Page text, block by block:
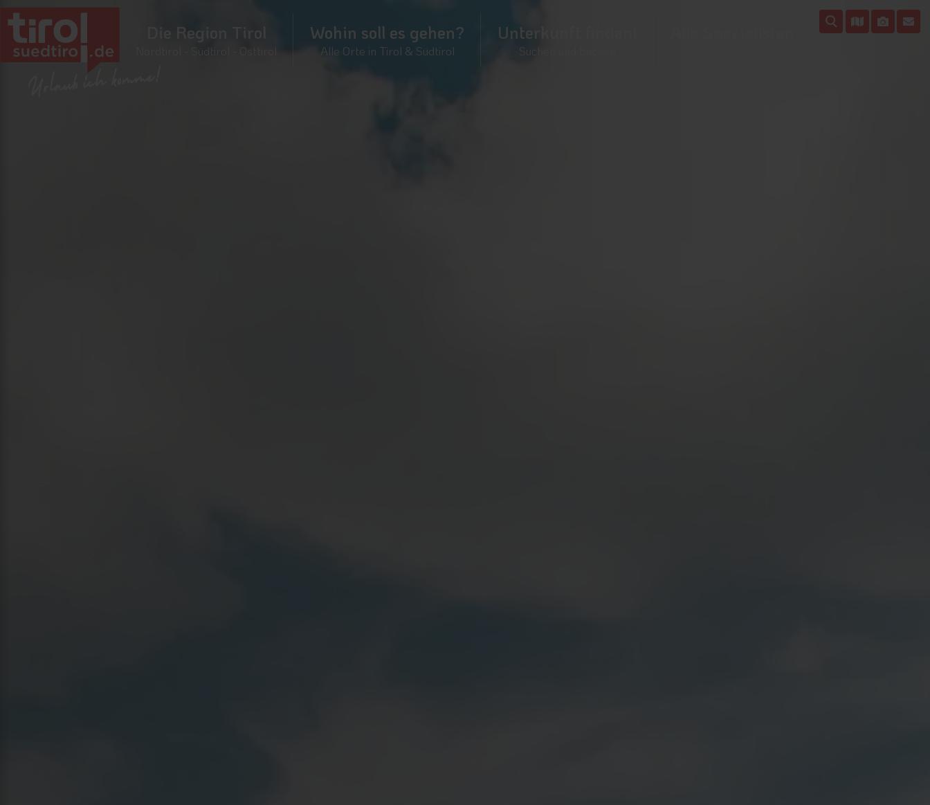
Die Region Tirol
Nordtirol - Südtirol - Osttirol
Wohin soll es gehen?
Alle Orte in Tirol & Südtirol
Unterkunft finden!
Suchen und buchen